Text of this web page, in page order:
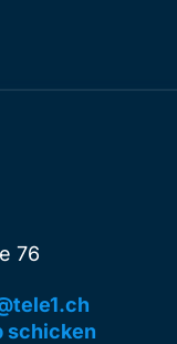
76
schicken